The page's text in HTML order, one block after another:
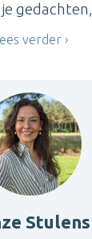
verder
Stulens